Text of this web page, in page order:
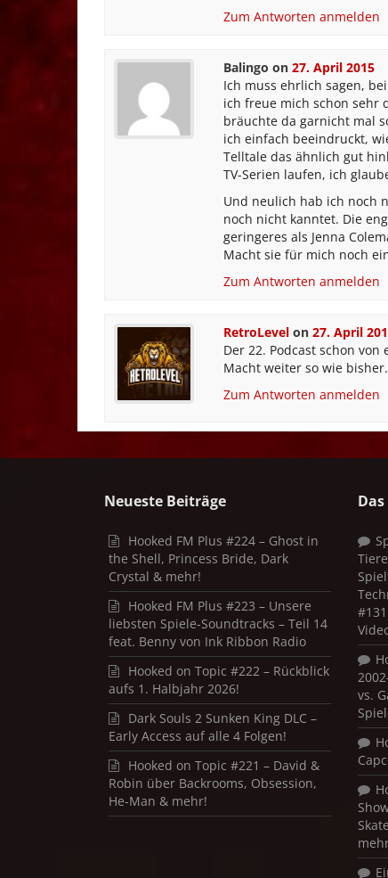
Zum Antworten anmelden
Balingo on 27. April 2015
Ich muss ehrlich sagen,
ich freue mich schon sehr
bräuchte da garnicht mal
ich einfach beeindruckt,
Telltale das ähnlich gut
TV-Serien laufen, ich
Und neulich hab ich noch
noch nicht kanntet. Die
geringeres als Jenna
Macht sie für mich noch
Zum Antworten anmelden
RetroLevel on 27. April
Der 22. Podcast schon
Macht weiter so wie
Zum Antworten anmelden
Neueste Beiträge
Hooked FM Plus #224 – Ghost in
the Shell, Princess Bride, Dark
Crystal & mehr!
Hooked FM Plus #223 – Unsere
liebsten Spiele-Soundtracks – Teil 14
feat. Benny von Ink Ribbon Radio
Hooked on Topic #222 – Rückblick
aufs 1. Halbjahr 2026!
Dark Souls 2 Sunken King DLC –
Early Access auf alle 4 Folgen!
Hooked on Topic #221 – David &
Robin über Backrooms, Obsession,
He-Man & mehr!
vs.